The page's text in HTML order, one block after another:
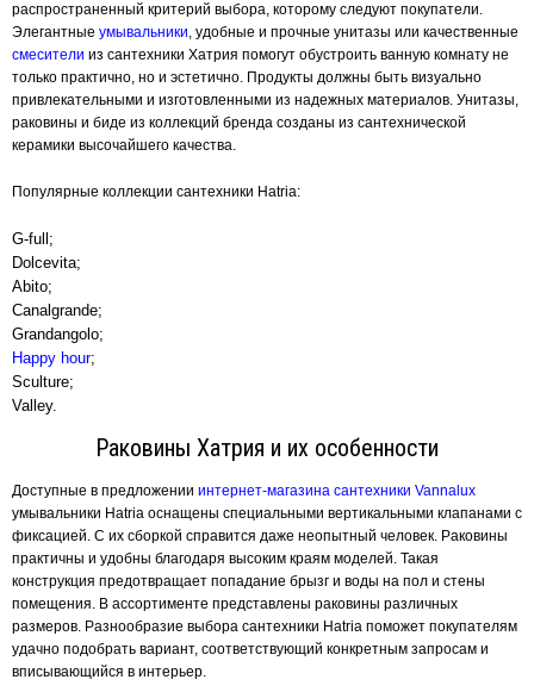
распространенный критерий выбора, которому следуют покупатели.
Элегантные умывальники, удобные и прочные унитазы или качественные
смесители из сантехники Хатрия помогут обустроить ванную комнату не
только практично, но и эстетично. Продукты должны быть визуально
привлекательными и изготовленными из надежных материалов. Унитазы,
раковины и биде из коллекций бренда созданы из сантехнической
керамики высочайшего качества.
Популярные коллекции сантехники Hatria:
G-full;
Dolcevita;
Abito;
Canalgrande;
Grandangolo;
Happy hour;
Sculture;
Valley.
Раковины Хатрия и их особенности
Доступные в предложении интернет-магазина сантехники Vannalux
умывальники Hatria оснащены специальными вертикальными клапанами с
фиксацией. С их сборкой справится даже неопытный человек. Раковины
практичны и удобны благодаря высоким краям моделей. Такая
конструкция предотвращает попадание брызг и воды на пол и стены
помещения. В ассортименте представлены раковины различных
размеров. Разнообразие выбора сантехники Hatria поможет покупателям
удачно подобрать вариант, соответствующий конкретным запросам и
вписывающийся в интерьер.